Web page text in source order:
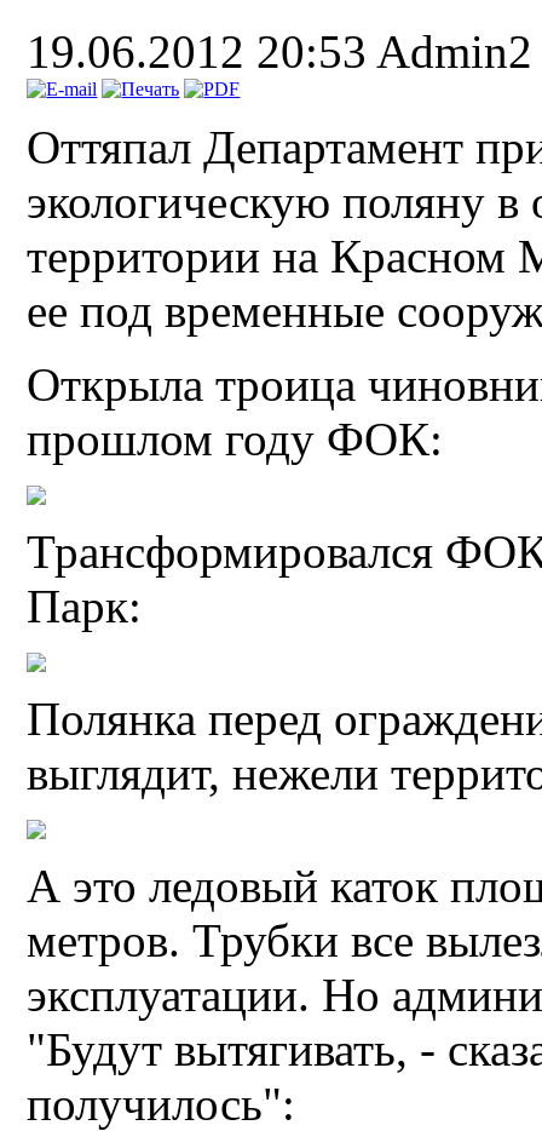
19.06.2012 20:53 Admin2
Оттяпал Департамент
экологическую поляну
территории на Красном
ее под временные
Открыла троица
прошлом году ФОК:
Трансформировался
Парк:
Полянка перед
выглядит, нежели
А это ледовый каток
метров. Трубки все
эксплуатации. Но
"Будут вытягивать, -
получилось":